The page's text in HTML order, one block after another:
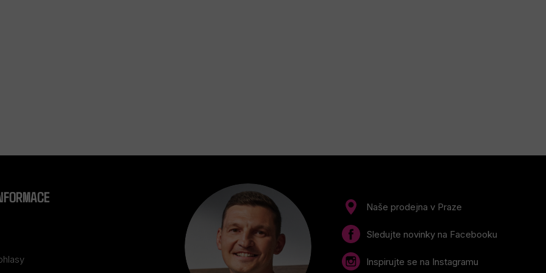
Naše prodejna v Praze
Sledujte novinky na Facebooku
Inspirujte se na Instagramu